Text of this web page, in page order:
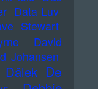
Data Luv
Stewart
David
Johansen
Dälek De